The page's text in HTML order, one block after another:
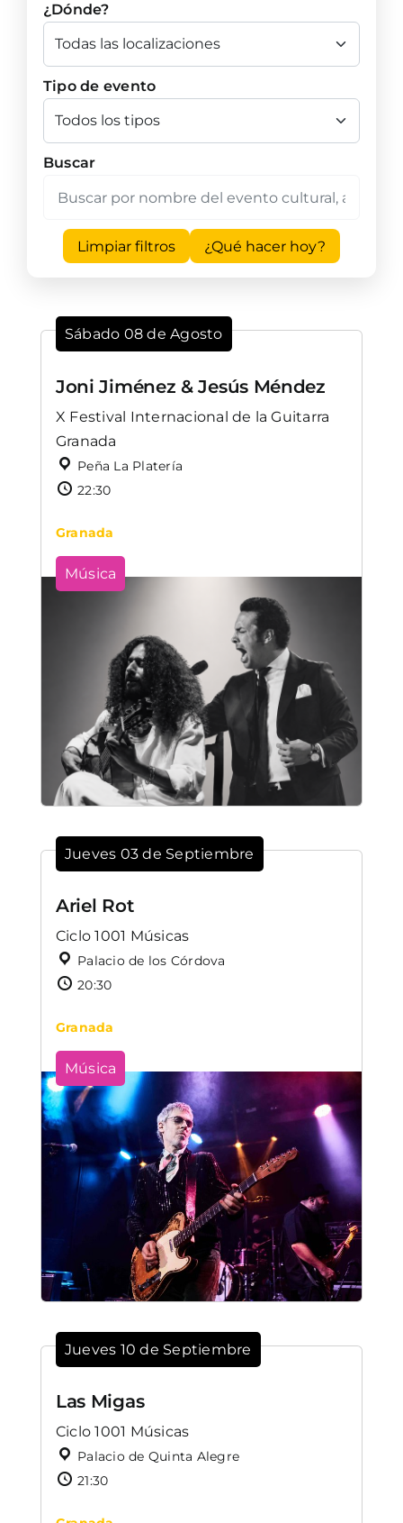
¿Dónde?
Tipo de evento
Buscar
Limpiar filtros ¿Qué hacer hoy?
Sábado 08 de Agosto
Joni Jiménez & Jesús Méndez
X Festival Internacional de la Guitarra
Granada
Peña La Platería
22:30
Granada
Música
Jueves 03 de Septiembre
Ariel Rot
Ciclo 1001 Músicas
Palacio de los Córdova
20:30
Granada
Música
Jueves 10 de Septiembre
Las Migas
Ciclo 1001 Músicas
Palacio de Quinta Alegre
21:30